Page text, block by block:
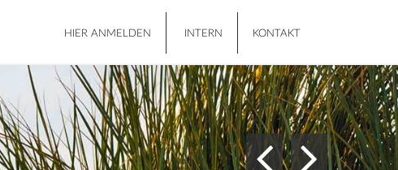
HIER ANMELDEN INTERN KONTAKT